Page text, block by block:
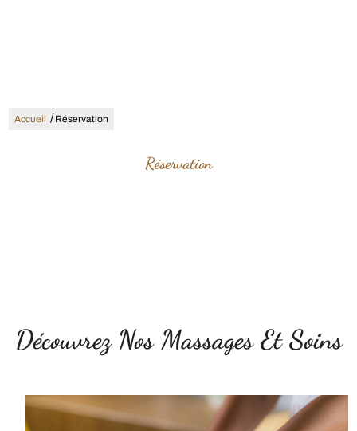
Accueil /Réservation
Réservation
Découvrez Nos Massages Et Soins